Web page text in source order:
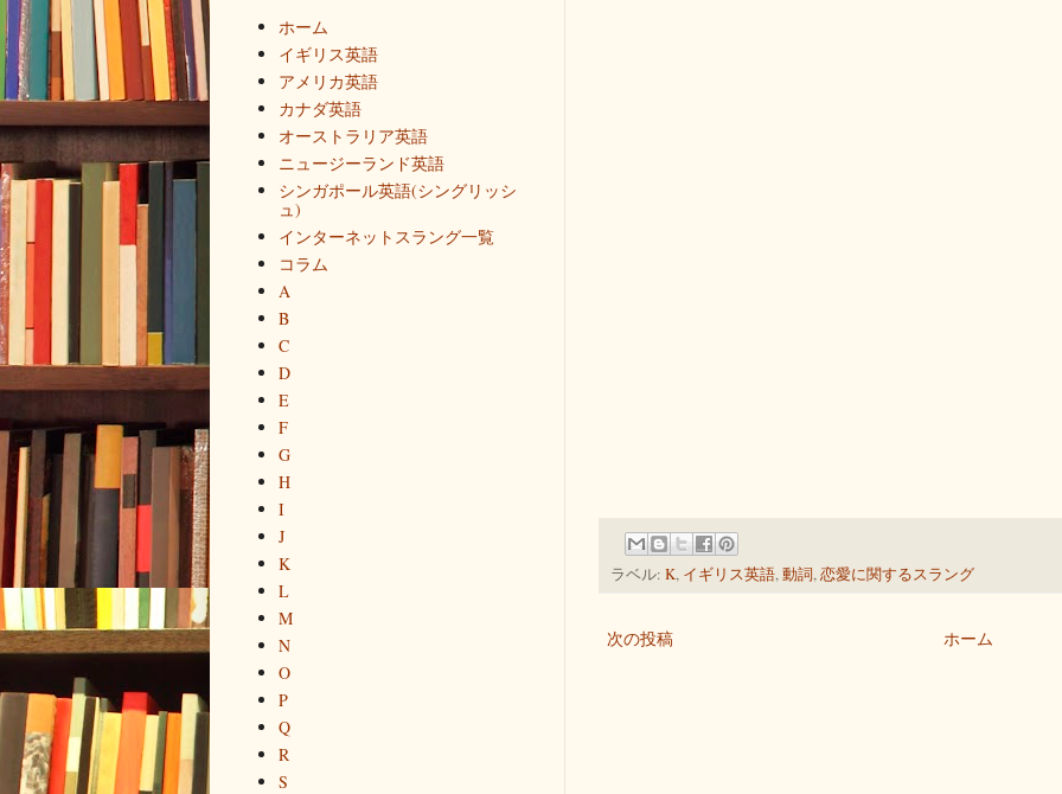
ラベル: K, イギリス英語,動詞,恋愛に関するスラング
次の投稿 ホーム
ホーム
イギリス英語
アメリカ英語
カナダ英語
オーストラリア英語
ニュージーランド英語
シンガポール英語(シングリッシ
ュ)
インターネットスラング一覧
コラム
A
B
C
D
E
F
G
H
I
J
K
L
M
N
O
P
Q
R
S